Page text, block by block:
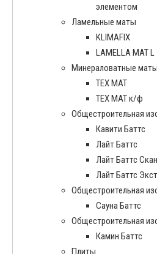
элементом
Ламельные маты
KLIMAFIX
LAMELLA MAT L
Минераловатные маты
ТЕХ МАТ
ТЕХ МАТ к/ф
Общестроительная
Кавити Баттс
Лайт Баттс
Лайт Баттс
Лайт Баттс
Общестроительная
Сауна Баттс
Общестроительная
Камин Баттс
Плиты